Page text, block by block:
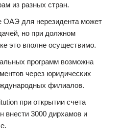
из разных стран.
ОАЭ для нерезидента может
но при должном
это вполне осуществимо.
программ возможна
через юридических
филиалов.
при открытии счета
внести 3000 дирхамов и